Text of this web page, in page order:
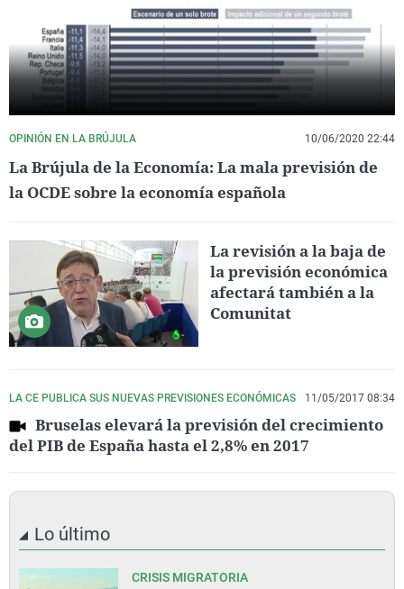
OPINIÓN EN LA BRÚJULA 10/06/2020 22:44
La Brújula de la Economía: La mala previsión de
la OCDE sobre la economía española
La revisión a la baja de
la previsión económica
afectará también a la
Comunitat
LA CE PUBLICA SUS NUEVAS PREVISIONES ECONÓMICAS 11/05/2017 08:34
Bruselas elevará la previsión del crecimiento
del PIB de España hasta el 2,8% en 2017
Lo último
CRISIS MIGRATORIA